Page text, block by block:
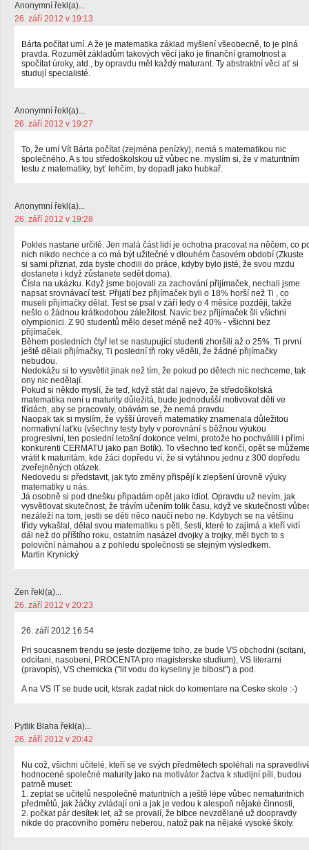
Anonymní řekl(a)...
26. září 2012 v 19:13
Bárta počítat umí. A že je matematika základ myšlení všeobecně, to je plná
pravda. Rozumět základům takových věcí jako je finanční gramotnost a
spočítat úroky, atd., by opravdu měl každý maturant. Ty abstraktní věci ať si
studují specialisté.
Anonymní řekl(a)...
26. září 2012 v 19:27
To, že umí Vít Bárta počítat (zejména penízky), nemá s matematikou nic
společného. A s tou středoškolskou už vůbec ne. myslím si, že v maturitním
testu z matematiky, byť lehčím, by dopadl jako hubkař.
Anonymní řekl(a)...
26. září 2012 v 19:28
Pokles nastane určitě. Jen malá část lidí je ochotna pracovat na něčem, co
nich nikdo nechce a co má být užitečné v dlouhém časovém období (Zkuste
si sami přiznat, zda byste chodili do práce, kdyby bylo jisté, že svou mzdu
dostanete i když zůstanete sedět doma).
Čísla na ukázku. Když jsme bojovali za zachování přijímaček, nechali jsme
napsat srovnávací test. Přijatí bez přijímaček byli o 18% horší než Ti , co
museli přijímačky dělat. Test se psal v září tedy o 4 měsíce později, takže
nešlo o žádnou krátkodobou záležitost. Navíc bez přijímaček šli všichni
olympionici. Z 90 studentů mělo deset méně než 40% - všichni bez
přijímaček.
Během posledních čtyř let se nastupující studenti zhoršili až o 25%. Ti první
ještě dělali přijímačky, Ti poslední tři roky věděli, že žádné přijímačky
nebudou.
Nedokážu si to vysvětlit jinak než tím, že pokud po dětech nic nechceme, tak
ony nic nedělají.
Pokud si někdo myslí, že teď, když stát dal najevo, že středoškolská
matematika není u maturity důležitá, bude jednodušší motivovat děti ve
třídách, aby se pracovaly, obávám se, že nemá pravdu.
Naopak tak si myslím, že vyšší úroveň matematiky znamenala důležitou
normativní laťku (všechny testy byly v porovnání s běžnou výukou
progresivní, ten poslední letošní dokonce velmi, protože ho pochválili i přímí
konkurenti CERMATU jako pan Botík). To všechno teď končí, opět se
vrátit k maturitám, kde žáci dopředu ví, že si vytáhnou jednu z 300 dopředu
zveřejněných otázek.
Nedovedu si představit, jak tyto změny přispějí k zlepšení úrovně výuky
matematiky u nás.
Já osobně si pod dnešku připadám opět jako idiot. Opravdu už nevím, jak
vysvětlovat skutečnost, že trávím učením tolik času, když ve skutečnosti
nezáleží na tom, jestli se děti něco naučí nebo ne. Kdybych se na většinu
třídy vykašlal, dělal svou matematiku s pěti, šesti, které to zajímá a kteří vidí
dál než do příštího roku, ostatním nasázel dvojky a trojky, měl bych to s
poloviční námahou a z pohledu společnosti se stejným výsledkem.
Martin Krynický
Zen řekl(a)...
26. září 2012 v 20:23
26. září 2012 16:54
Pri soucasnem trendu se jeste dozijeme toho, ze bude VS obchodni (scitani,
odcitani, nasobeni, PROCENTA pro magisterske studium), VS literarni
(pravopis), VS chemicka ("lit vodu do kyseliny je blbost") a pod.
A na VS IT se bude ucit, ktsrak zadat nick do komentare na Ceske skole :-)
Pytlik Blaha řekl(a)...
26. září 2012 v 20:42
Nu což, všichni učitelé, kteří se ve svých předmětech spoléhali na
hodnocené společné maturity jako na motivátor žactva k studijní píli, budou
patrně muset:
1. zeptat se učitelů nespolečně maturitních a ještě lépe vůbec nematuritních
předmětů, jak žáčky zvládají oni a jak je vedou k alespoň nějaké činnosti,
2. počkat pár desítek let, až se provalí, že blbce nevzdělané už doopravdy
nikde do pracovního poměru neberou, natož pak na nějaké vysoké školy.